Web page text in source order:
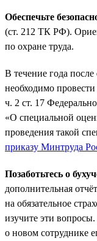
Обеспечьте
(ст. 212 ТК РФ).
по охране труда.
В течение года
необходимо
ч. 2 ст. 17
«О специальной
проведения такой
приказу Минтруда
Позаботьтесь о
дополнительная
на обязательное
изучите эти
о новом сотруднике